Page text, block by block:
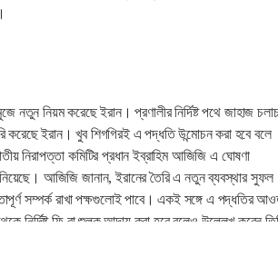
নতুন নিয়ম করেছে ইরান। প্রণালীর নির্দিষ্ট পথে জাহাজ
করেছে ইরান। খুব শিগগিরই এ পদ্ধতি উন্মোচন করা হবে বলে
নিরাপত্তা কমিটির প্রধান ইব্রাহিম আজিজি এ ঘোষণা
আজিজি জানান, ইরানের তৈরি এ নতুন ব্যবস্থার সুফল
সম্পর্ক রাখা পক্ষগুলোই পাবে। একই সঙ্গে এ পদ্ধতির
নির্দিষ্ট ফি বা শুল্ক আদায় করা হবে বলেও উল্লেখ করেন